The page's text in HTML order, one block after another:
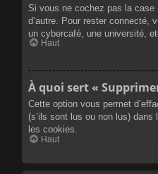
Si vous ne cochez pas la case
d’autre. Pour rester connecté,
un cybercafé, une université,
Haut
À quoi sert «
Cette option vous permet
(s’ils sont lus ou non lus)
les cookies.
Haut